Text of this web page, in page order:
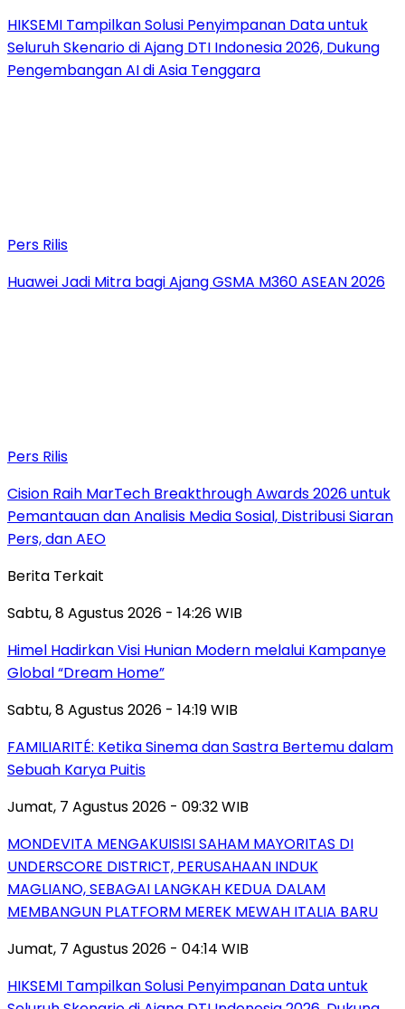
HIKSEMI Tampilkan Solusi Penyimpanan Data untuk
Seluruh Skenario di Ajang DTI Indonesia 2026, Dukung
Pengembangan AI di Asia Tenggara
Pers Rilis
Huawei Jadi Mitra bagi Ajang GSMA M360 ASEAN 2026
Pers Rilis
Cision Raih MarTech Breakthrough Awards 2026 untuk
Pemantauan dan Analisis Media Sosial, Distribusi Siaran
Pers, dan AEO
Berita Terkait
Sabtu, 8 Agustus 2026 - 14:26 WIB
Himel Hadirkan Visi Hunian Modern melalui Kampanye
Global “Dream Home”
Sabtu, 8 Agustus 2026 - 14:19 WIB
FAMILIARITÉ: Ketika Sinema dan Sastra Bertemu dalam
Sebuah Karya Puitis
Jumat, 7 Agustus 2026 - 09:32 WIB
MONDEVITA MENGAKUISISI SAHAM MAYORITAS DI
UNDERSCORE DISTRICT, PERUSAHAAN INDUK
MAGLIANO, SEBAGAI LANGKAH KEDUA DALAM
MEMBANGUN PLATFORM MEREK MEWAH ITALIA BARU
Jumat, 7 Agustus 2026 - 04:14 WIB
HIKSEMI Tampilkan Solusi Penyimpanan Data untuk